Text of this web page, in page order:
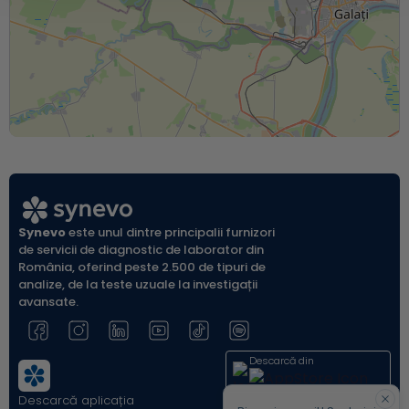
Synevoeste unul dintre principalii furnizori
de servicii de diagnostic de laborator din
România, oferind peste 2.500 de tipuri de
analize, de la teste uzuale la investigații
avansate.
Descarcă aplicația
Descarcă din